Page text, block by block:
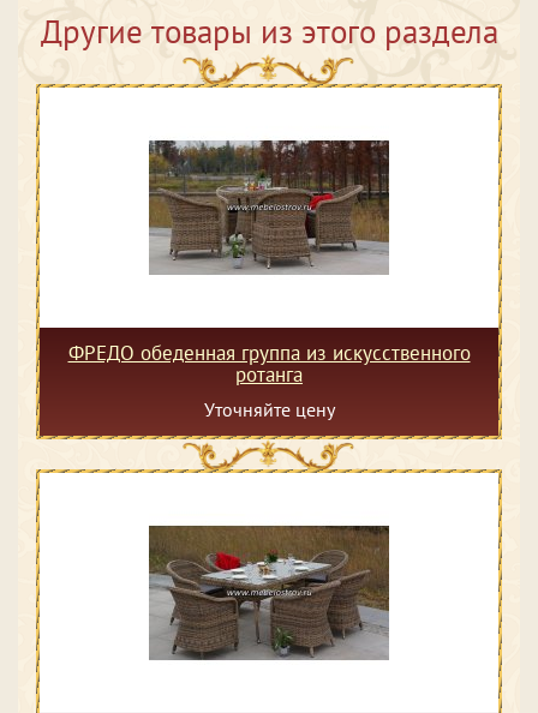
Другие товары из этого раздела
ФРЕДО обеденная группа из искусственного
ротанга
Уточняйте цену